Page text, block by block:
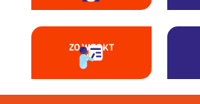
ZO WERKT
HET